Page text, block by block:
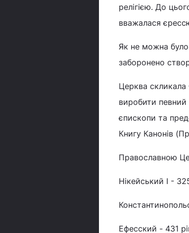
релігією. До
вважалася
Як не можна було
заборонено
Церква скликала
виробити певний
єпископи та
Книгу Канонів
Православною
Нікейський I -
Ефесский - 431